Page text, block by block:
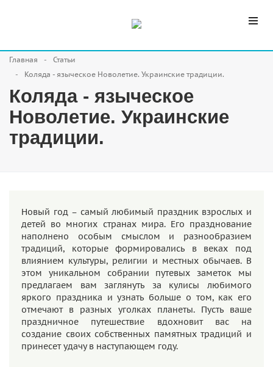
Главная
Статьи
Коляда - языческое Новолетие. Украинские традиции.
Коляда - языческое
Новолетие. Украинские
традиции.
Новый год – самый любимый праздник взрослых и
детей во многих странах мира. Его празднование
наполнено особым смыслом и разнообразием
традиций, которые формировались в веках под
влиянием культуры, религии и местных обычаев. В
этом уникальном собрании путевых заметок мы
предлагаем вам заглянуть за кулисы любимого
яркого праздника и узнать больше о том, как его
отмечают в разных уголках планеты. Пусть ваше
праздничное путешествие вдохновит вас на
создание своих собственных памятных традиций и
принесет удачу в наступающем году.